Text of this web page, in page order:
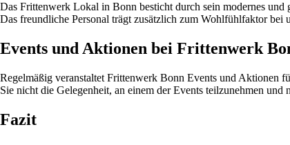
Das Frittenwerk Lokal in Bonn besticht durch sein modernes
Das freundliche Personal trägt zusätzlich zum Wohlfühlfaktor bei
Events und Aktionen bei Frittenwerk
Regelmäßig veranstaltet Frittenwerk Bonn Events und Aktionen
Sie nicht die Gelegenheit, an einem der Events teilzunehmen und
Fazit